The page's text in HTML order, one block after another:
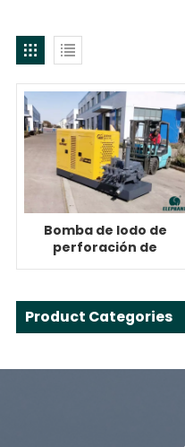
Bomba de lodo de
perforación de
pozos de agua
Product Categories